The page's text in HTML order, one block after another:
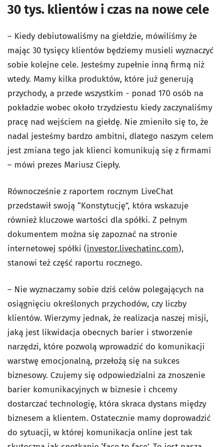
30 tys. klientów i czas na nowe cele
– Kiedy debiutowaliśmy na giełdzie, mówiliśmy że
mając 30 tysięcy klientów będziemy musieli wyznaczyć
sobie kolejne cele. Jesteśmy zupełnie inną firmą niż
wtedy. Mamy kilka produktów, które już generują
przychody, a przede wszystkim - ponad 170 osób na
pokładzie wobec około trzydziestu kiedy zaczynaliśmy
pracę nad wejściem na giełdę. Nie zmieniło się to, że
nadal jesteśmy bardzo ambitni, dlatego naszym celem
jest zmiana tego jak klienci komunikują się z firmami
– mówi prezes Mariusz Ciepły.
Równocześnie z raportem rocznym LiveChat
przedstawił swoją “Konstytucję”, która wskazuje
również kluczowe wartości dla spółki. Z pełnym
dokumentem można się zapoznać na stronie
internetowej spółki (investor.livechatinc.com),
stanowi też część raportu rocznego.
– Nie wyznaczamy sobie dziś celów polegających na
osiągnięciu określonych przychodów, czy liczby
klientów. Wierzymy jednak, że realizacja naszej misji,
jaką jest likwidacja obecnych barier i stworzenie
narzędzi, które pozwolą wprowadzić do komunikacji
warstwę emocjonalną, przełożą się na sukces
biznesowy. Czujemy się odpowiedzialni za znoszenie
barier komunikacyjnych w biznesie i chcemy
dostarczać technologię, która skraca dystans między
biznesem a klientem. Ostatecznie mamy doprowadzić
do sytuacji, w której komunikacja online jest tak